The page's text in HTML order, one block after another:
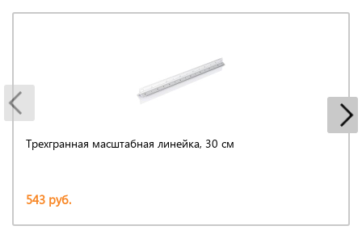
Трехгранная масштабная линейка, 30 см
543 руб.